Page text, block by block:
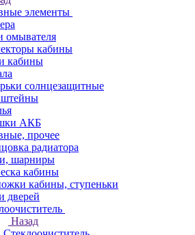
элементы
омывателя
кабины
кабины
солнцезащитные
АКБ
прочее
радиатора
шарниры
кабины
кабины, ступеньки
дверей
Назад